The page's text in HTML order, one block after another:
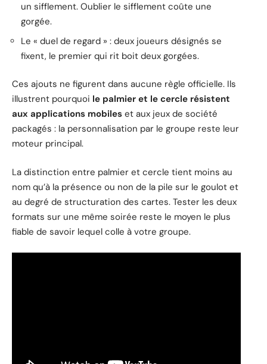
un sifflement. Oublier le sifflement coûte une
gorgée.
Le « duel de regard » : deux joueurs désignés se
fixent, le premier qui rit boit deux gorgées.
Ces ajouts ne figurent dans aucune règle officielle. Ils
illustrent pourquoi le palmier et le cercle résistent
aux applications mobiles et aux jeux de société
packagés : la personnalisation par le groupe reste leur
moteur principal.
La distinction entre palmier et cercle tient moins au
nom qu’à la présence ou non de la pile sur le goulot et
au degré de structuration des cartes. Tester les deux
formats sur une même soirée reste le moyen le plus
fiable de savoir lequel colle à votre groupe.